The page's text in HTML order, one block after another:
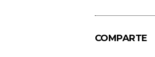
COMPARTE